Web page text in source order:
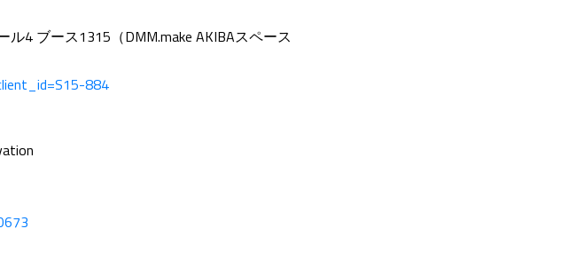
4 ブース1315（DMM.make AKIBAスペース
884